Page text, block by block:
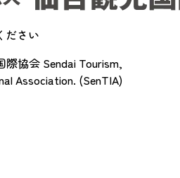
ださい
際協会 Sendai Tourism,
Association. (SenTIA)